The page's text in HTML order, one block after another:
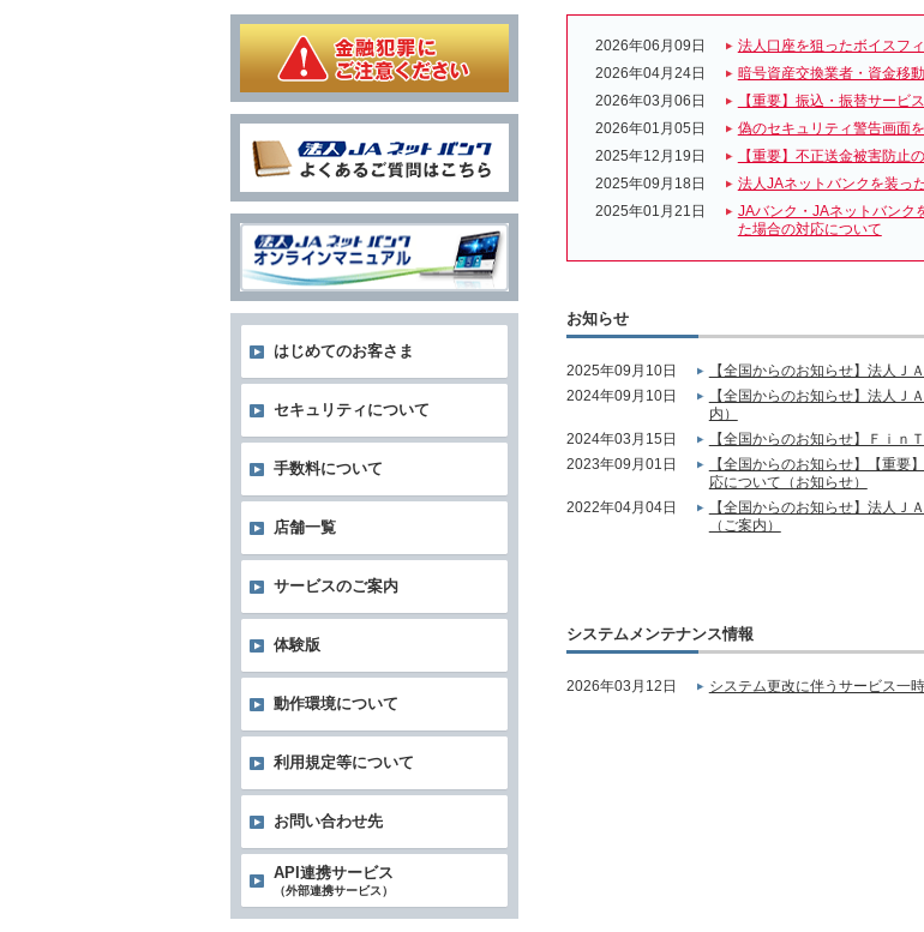
2026年06月09日
法人口座を狙ったボイスフ
2026年04月24日
暗号資産交換業者・資金移
2026年03月06日
【重要】振込・振替サービ
2026年01月05日
偽のセキュリティ警告画面
2025年12月19日
【重要】不正送金被害防止
2025年09月18日
法人JAネットバンクを装っ
2025年01月21日
JAバンク・JAネットバンク
た場合の対応について
お知らせ
2025年09月10日
【全国からのお知らせ】法人Ｊ
2024年09月10日
【全国からのお知らせ】法人Ｊ
内）
2024年03月15日
【全国からのお知らせ】Ｆｉｎ
2023年09月01日
【全国からのお知らせ】【重要
応について（お知らせ）
2022年04月04日
【全国からのお知らせ】法人Ｊ
（ご案内）
システムメンテナンス情報
2026年03月12日 システム更改に伴うサービス一
はじめてのお客さま
セキュリティについて
手数料について
店舗一覧
サービスのご案内
体験版
動作環境について
利用規定等について
お問い合わせ先
API連携サービス
（外部連携サービス）